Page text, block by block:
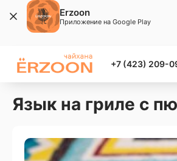
+7 (423) 209-
Язык на гриле с
Erzoon
Приложение на Google Play